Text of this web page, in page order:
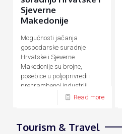
Sjeverne
Makedonije
Mogućnosti jačanja
gospodarske suradnje
Hrvatske i Sjeverne
Makedonije su brojne,
posebice u poljoprivredi i
prehrambenoj industriji,
energetici, prometu, turizmu
Read more
Tourism & Travel